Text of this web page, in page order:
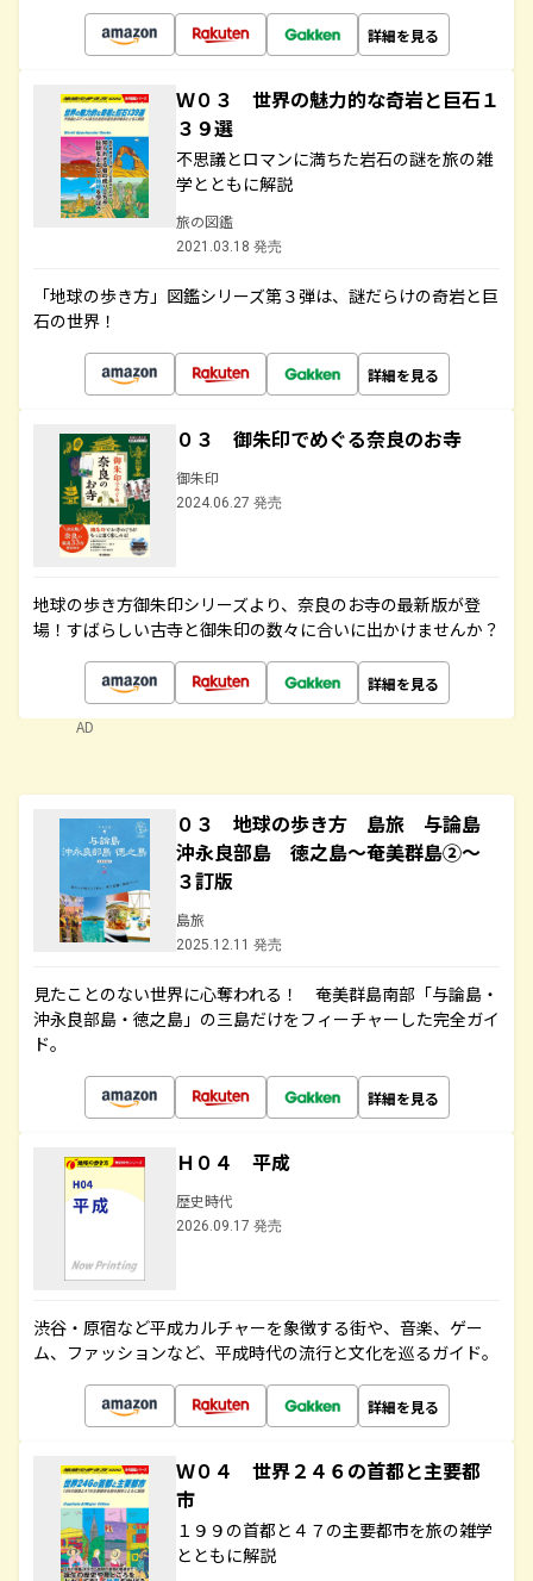
詳細を見る
Ｗ０３ 世界の魅力的な奇岩と巨石１
３９選
不思議とロマンに満ちた岩石の謎を旅の雑
学とともに解説
旅の図鑑
2021.03.18 発売
「地球の歩き方」図鑑シリーズ第３弾は、謎だらけの奇岩と巨
石の世界！
詳細を見る
０３ 御朱印でめぐる奈良のお寺
御朱印
2024.06.27 発売
地球の歩き方御朱印シリーズより、奈良のお寺の最新版が登
場！すばらしい古寺と御朱印の数々に合いに出かけませんか？
詳細を見る
AD
０３ 地球の歩き方 島旅 与論島
沖永良部島 徳之島～奄美群島②～
３訂版
島旅
2025.12.11 発売
見たことのない世界に心奪われる！ 奄美群島南部「与論島・
沖永良部島・徳之島」の三島だけをフィーチャーした完全ガイ
ド。
詳細を見る
Ｈ０４ 平成
歴史時代
2026.09.17 発売
渋谷・原宿など平成カルチャーを象徴する街や、音楽、ゲー
ム、ファッションなど、平成時代の流行と文化を巡るガイド。
詳細を見る
Ｗ０４ 世界２４６の首都と主要都
市
１９９の首都と４７の主要都市を旅の雑学
とともに解説